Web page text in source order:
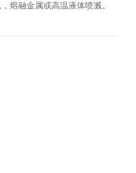
熔融金属或高温液体喷溅。